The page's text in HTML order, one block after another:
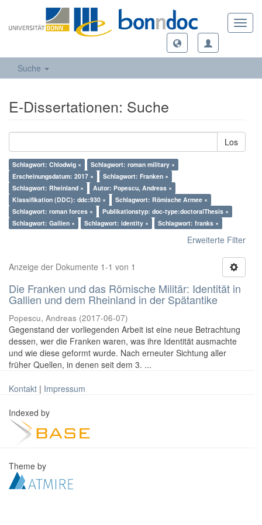
Suche
E-Dissertationen: Suche
Los
Schlagwort: Chlodwig ×
Schlagwort: roman military ×
Erscheinungsdatum: 2017 ×
Schlagwort: Franken ×
Schlagwort: Rheinland ×
Autor: Popescu, Andreas ×
Klassifikation (DDC): ddc:930 ×
Schlagwort: Römische Armee ×
Schlagwort: roman forces ×
Publikationstyp: doc-type:doctoralThesis ×
Schlagwort: Gallien ×
Schlagwort: identity × Schlagwort: franks ×
Erweiterte Filter
Anzeige der Dokumente 1-1 von 1
Die Franken und das Römische Militär: Identität in
Gallien und dem Rheinland in der Spätantike
Popescu, Andreas (2017-06-07)
Gegenstand der vorliegenden Arbeit ist eine neue Betrachtung
dessen, wer die Franken waren, was ihre Identität ausmachte
und wie diese geformt wurde. Nach erneuter Sichtung aller
früher Quellen, in denen seit dem 3. ...
Kontakt | Impressum
Indexed by
Theme by